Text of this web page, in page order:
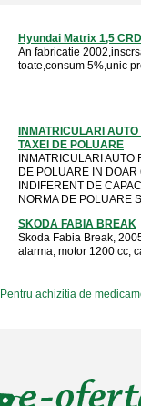
Hyundai Matrix 1,5 CRDI
An fabricatie
toate,consum 5%,unic
INMATRICULARI
TAXEI DE POLUARE
INMATRICULARI AUTO
DE POLUARE IN
INDIFERENT DE
NORMA DE POLUARE
SKODA FABIA BREAK
Skoda Fabia Break,
alarma, motor 1200 cc,
Pentru achizitia de